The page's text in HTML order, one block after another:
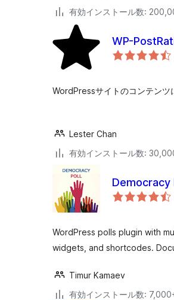
有効インストール数:
WP-
WordPressサイトのコンテンツ
Lester Chan
有効インストール数:
Democracy
WordPress polls plugin with
widgets, and shortcodes.
Timur Kamaev
有効インストール数: